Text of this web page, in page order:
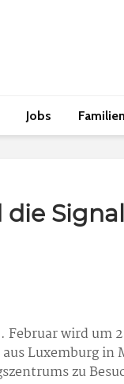
Jobs
Februar wird um
Luxemburg in
zu